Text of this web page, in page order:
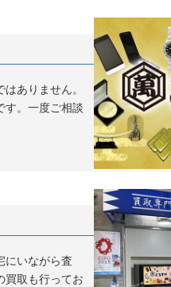
様）
勲五等 従軍記
ありません。
す。一度ご相談
にいながら査
買取も行ってお